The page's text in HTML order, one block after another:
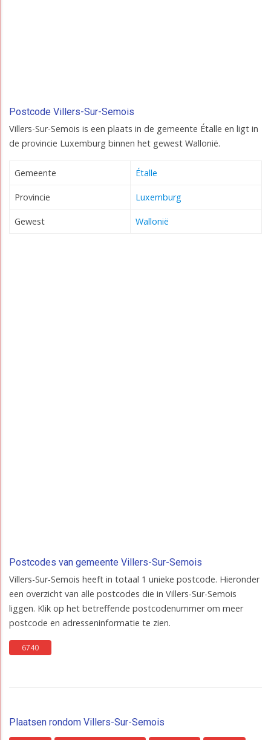
Postcode Villers-Sur-Semois
Villers-Sur-Semois is een plaats in de gemeente Étalle en ligt in
de provincie Luxemburg binnen het gewest Wallonië.
Gemeente Étalle
Provincie Luxemburg
Gewest Wallonië
Postcodes van gemeente Villers-Sur-Semois
Villers-Sur-Semois heeft in totaal 1 unieke postcode. Hieronder
een overzicht van alle postcodes die in Villers-Sur-Semois
liggen. Klik op het betreffende postcodenummer om meer
postcode en adresseninformatie te zien.
6740
Plaatsen rondom Villers-Sur-Semois